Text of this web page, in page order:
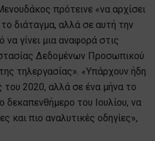
πρότεινε «να αρχίσει
διάταγμα, αλλά σε αυτή την
γίνει μια αναφορά στις
Δεδομένων Προσωπικού
τηλεργασίας». «Υπάρχουν ήδη
του 2020, αλλά σε ένα μήνα το
του Ιουλίου, να
και πιο αναλυτικές οδηγίες»,